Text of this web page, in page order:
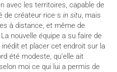
avec les territoires, capable de
de créateur·rice·sin situ, mais
à distance, et même de
nouvelle équipe a su faire de
et placer cet endroit sur la
été modeste, qu’elle ait
moi ce qui lui a permis de